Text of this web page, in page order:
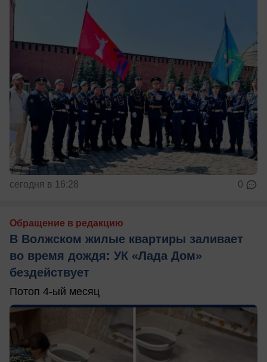
сегодня в 16:28 0
Обращение в редакцию
В Волжском жилые квартиры заливает
во время дождя: УК «Лада Дом»
бездействует
Потоп 4-ый месяц